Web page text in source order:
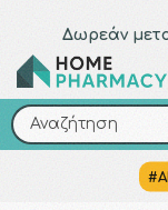
Δωρεάν
Αναζήτηση